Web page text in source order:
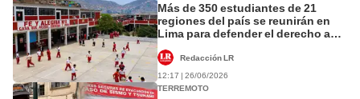
Más de 350 estudiantes de 21
regiones del país se reunirán en
Lima para defender el derecho a
fronteras
Redacción LR
12:17 | 26/06/2026
TERREMOTO